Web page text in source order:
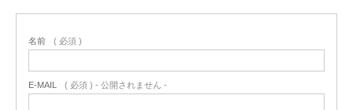
名前 ( 必須 )
E-MAIL ( 必須 ) - 公開されません -